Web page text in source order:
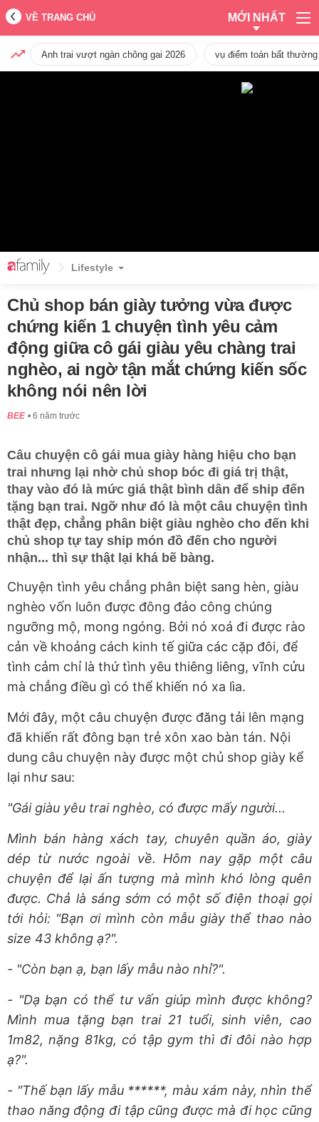
VỀ TRANG CHỦ MỚI NHẤT
Anh trai vượt ngàn chông gai 2026 vụ điểm toán bất
Lifestyle
Chủ shop bán giày tưởng vừa được
chứng kiến 1 chuyện tình yêu cảm
động giữa cô gái giàu yêu chàng trai
nghèo, ai ngờ tận mắt chứng kiến sốc
không nói nên lời
BEE 6 năm trước
Câu chuyện cô gái mua giày hàng hiệu cho bạn
trai nhưng lại nhờ chủ shop bóc đi giá trị thật,
thay vào đó là mức giá thật bình dân để ship đến
tặng bạn trai. Ngỡ như đó là một câu chuyện tình
thật đẹp, chẳng phân biệt giàu nghèo cho đến khi
chủ shop tự tay ship món đồ đến cho người
nhận... thì sự thật lại khá bẽ bàng.
Chuyện tình yêu chẳng phân biệt sang hèn, giàu
nghèo vốn luôn được đông đảo công chúng
ngưỡng mộ, mong ngóng. Bởi nó xoá đi được rào
cản về khoảng cách kinh tế giữa các cặp đôi, để
tình cảm chỉ là thứ tình yêu thiêng liêng, vĩnh cửu
mà chẳng điều gì có thể khiến nó xa lìa.
Mới đây, một câu chuyện được đăng tải lên mạng
đã khiến rất đông bạn trẻ xôn xao bàn tán. Nội
dung câu chuyện này được một chủ shop giày kể
lại như sau:
"Gái giàu yêu trai nghèo, có được mấy người...
Mình bán hàng xách tay, chuyên quần áo, giày
dép từ nước ngoài về. Hôm nay gặp một câu
chuyện để lại ấn tượng mà mình khó lòng quên
được. Chả là sáng sớm có một số điện thoại gọi
tới hỏi: "Bạn ơi mình còn mẫu giày thể thao nào
size 43 không ạ?".
- "Còn bạn ạ, bạn lấy mẫu nào nhỉ?".
- "Dạ bạn có thể tư vấn giúp mình được không?
Mình mua tặng bạn trai 21 tuổi, sinh viên, cao
1m82, nặng 81kg, có tập gym thì đi đôi nào hợp
ạ?".
- "Thế bạn lấy mẫu ******, màu xám này, nhìn thể
thao năng động đi tập cũng được mà đi học cũng